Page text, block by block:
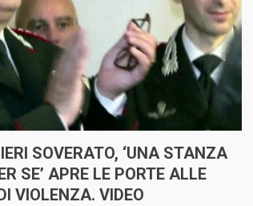
SOVERATO, ‘UNA STANZA
SE’ APRE LE PORTE ALLE
VIOLENZA. VIDEO